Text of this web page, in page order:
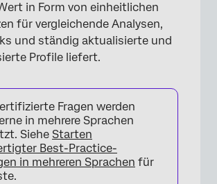
in Form von einheitlichen
für vergleichende Analysen,
und ständig aktualisierte und
Profile liefert.
Fragen werden
in mehrere Sprachen
Siehe Starten
Best-Practice-
in mehreren Sprachen für